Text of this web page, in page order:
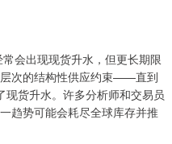
会出现现货升水，但更长期限
次的结构性供应约束——直到
货升水。许多分析师和交易员
趋势可能会耗尽全球库存并推